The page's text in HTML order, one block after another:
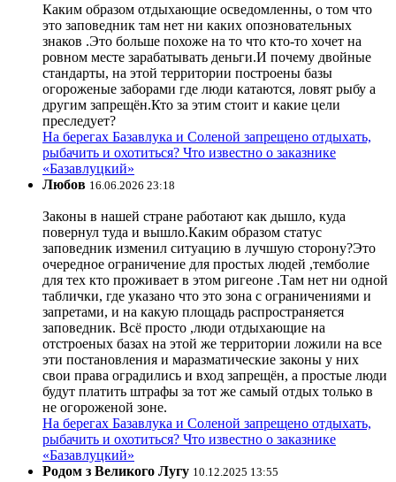
Каким образом отдыхающие осведомленны, о том что
это заповедник там нет ни каких опозновательных
знаков .Это больше похоже на то что кто-то хочет на
ровном месте зарабатывать деньги.И почему двойные
стандарты, на этой территории построены базы
огороженые заборами где люди катаются, ловят рыбу а
другим запрещён.Кто за этим стоит и какие цели
преследует?
На берегах Базавлука и Соленой запрещено отдыхать,
рыбачить и охотиться? Что известно о заказнике
«Базавлуцкий»
Любов 16.06.2026 23:18
Законы в нашей стране работают как дышло, куда
повернул туда и вышло.Каким образом статус
заповедник изменил ситуацию в лучшую сторону?Это
очередное ограничение для простых людей ,темболие
для тех кто проживает в этом ригеоне .Там нет ни одной
таблички, где указано что это зона с ограничениями и
запретами, и на какую площадь распространяется
заповедник. Всё просто ,люди отдыхающие на
отстроеных базах на этой же территории ложили на все
эти постановления и маразматические законы у них
свои права оградились и вход запрещён, а простые люди
будут платить штрафы за тот же самый отдых только в
не огороженой зоне.
На берегах Базавлука и Соленой запрещено отдыхать,
рыбачить и охотиться? Что известно о заказнике
«Базавлуцкий»
Родом з Великого Лугу 10.12.2025 13:55